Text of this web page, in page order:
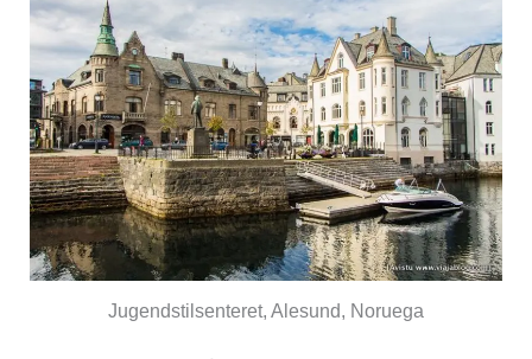
Jugendstilsenteret, Alesund, Noruega